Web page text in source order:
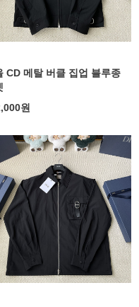
CD 메탈 버클 집업 블루종
원